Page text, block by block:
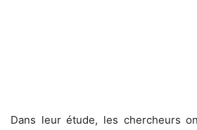
Dans leur étude, les chercheurs